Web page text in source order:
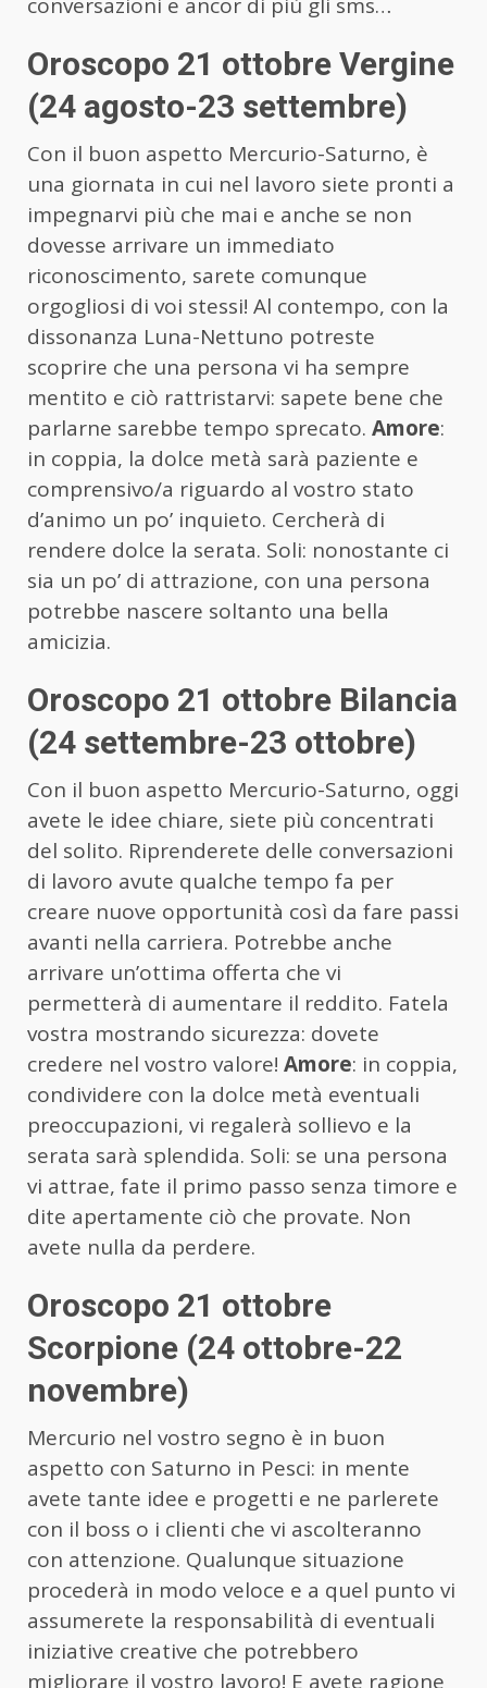
conversazioni e ancor di più gli sms…
Oroscopo 21 ottobre Vergine
(24 agosto-23 settembre)
Con il buon aspetto Mercurio-Saturno, è
una giornata in cui nel lavoro siete pronti a
impegnarvi più che mai e anche se non
dovesse arrivare un immediato
riconoscimento, sarete comunque
orgogliosi di voi stessi! Al contempo, con la
dissonanza Luna-Nettuno potreste
scoprire che una persona vi ha sempre
mentito e ciò rattristarvi: sapete bene che
parlarne sarebbe tempo sprecato. Amore:
in coppia, la dolce metà sarà paziente e
comprensivo/a riguardo al vostro stato
d’animo un po’ inquieto. Cercherà di
rendere dolce la serata. Soli: nonostante ci
sia un po’ di attrazione, con una persona
potrebbe nascere soltanto una bella
amicizia.
Oroscopo 21 ottobre Bilancia
(24 settembre-23 ottobre)
Con il buon aspetto Mercurio-Saturno, oggi
avete le idee chiare, siete più concentrati
del solito. Riprenderete delle conversazioni
di lavoro avute qualche tempo fa per
creare nuove opportunità così da fare passi
avanti nella carriera. Potrebbe anche
arrivare un’ottima offerta che vi
permetterà di aumentare il reddito. Fatela
vostra mostrando sicurezza: dovete
credere nel vostro valore! Amore: in coppia,
condividere con la dolce metà eventuali
preoccupazioni, vi regalerà sollievo e la
serata sarà splendida. Soli: se una persona
vi attrae, fate il primo passo senza timore e
dite apertamente ciò che provate. Non
avete nulla da perdere.
Oroscopo 21 ottobre
Scorpione (24 ottobre-22
novembre)
Mercurio nel vostro segno è in buon
aspetto con Saturno in Pesci: in mente
avete tante idee e progetti e ne parlerete
con il boss o i clienti che vi ascolteranno
con attenzione. Qualunque situazione
procederà in modo veloce e a quel punto vi
assumerete la responsabilità di eventuali
iniziative creative che potrebbero
migliorare il vostro lavoro! E avete ragione